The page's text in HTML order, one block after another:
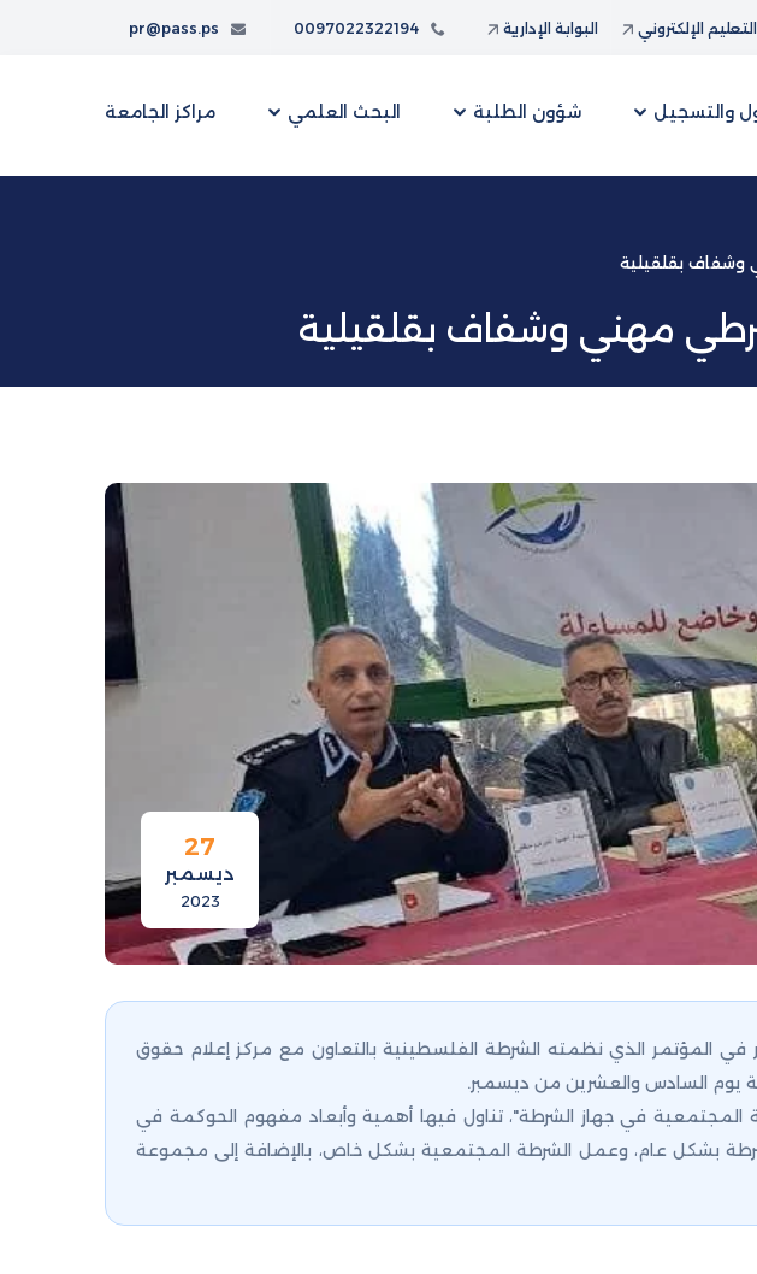
التعليم الإلكتروني البوابة الإدارية 0097022322194
pr@pass.ps
والتسجيل شؤون الطلبة البحث العلمي مراكز الجامعة
وشفاف بقلقيلية
مهني وشفاف بقلقيلية
27
ديسمبر
2023
المؤتمر الذي نظمته الشرطة الفلسطينية بالتعاون مع مركز إعلام حقوق
السادس والعشرين من ديسمبر.
في جهاز الشرطة"، تناول فيها أهمية وأبعاد مفهوم الحوكمة في
بشكل عام، وعمل الشرطة المجتمعية بشكل خاص، بالإضافة إلى مجموعة